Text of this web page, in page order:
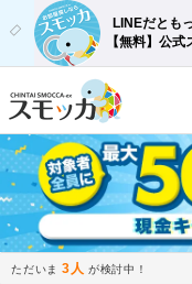
LINEだとも
【無料】公
ただいま 3人 が検討中！